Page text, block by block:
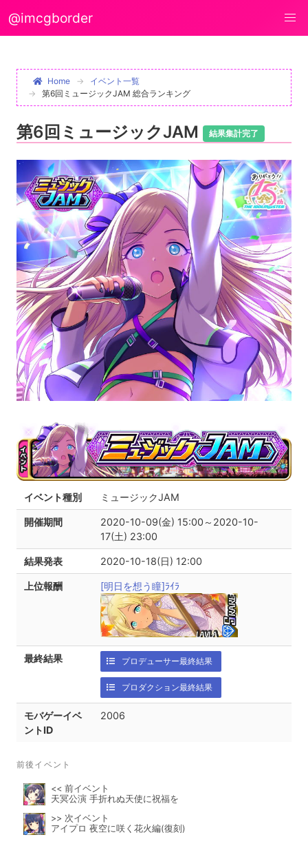
@imcgborder
Home
イベント一覧
第6回ミュージックJAM 総合ランキング
第6回ミュージックJAM 結果集計完了
イベント種別 ミュージックJAM
開催期間
2020-10-09(金) 15:00～2020-10-
17(土) 23:00
結果発表 2020-10-18(日) 12:00
上位報酬 [明日を想う瞳]ﾗｲﾗ
最終結果 プロデューサー最終結果
プロダクション最終結果
モバゲーイベ
ントID
2006
前後イベント
<< 前イベント
天冥公演 手折れぬ天使に祝福を
>> 次イベント
アイプロ 夜空に咲く花火編(復刻)